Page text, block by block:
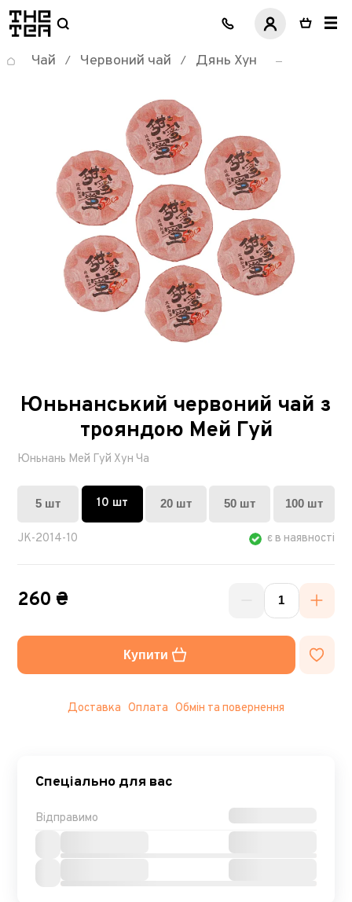
логотип
Чай / Червоний чай / Дянь Хун
Юньнанський червоний чай з
трояндою Мей Гуй
Юньнань Мей Гуй Хун Ча
5 шт 10 шт 20 шт 50 шт 100 шт
JK-2014-10 є в наявності
260 ₴
Купити
Доставка Оплата Обмін та повернення
Спеціально для вас
Відправимо